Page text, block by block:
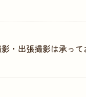
・出張撮影は承っ